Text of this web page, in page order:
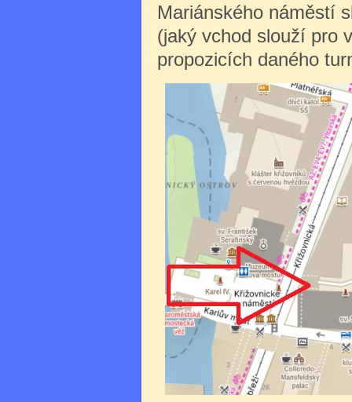
Mariánského náměstí
(jaký vchod slouží pro
propozicích daného